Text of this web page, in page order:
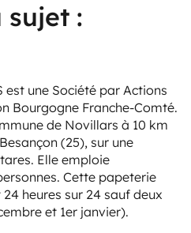
sujet :
est une Société par Actions
Bourgogne Franche-Comté.
de Novillars à 10 km
(25), sur une
Elle emploie
Cette papeterie
heures sur 24 sauf deux
et 1er janvier).